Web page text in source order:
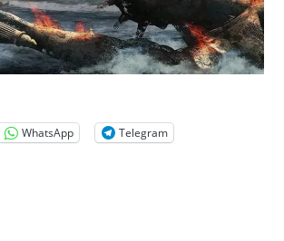
WhatsApp
Telegram